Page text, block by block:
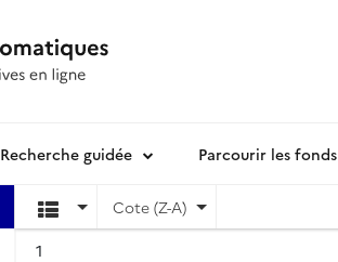
Recherche guidée Parcourir les fonds
Cote (Z-A)
1